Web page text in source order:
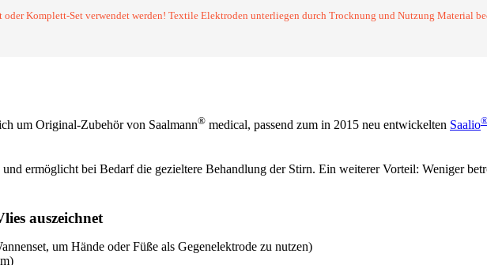
oder Komplett-Set verwendet werden! Textile Elektroden unterliegen durch Trocknung und Nutzung Material
um Original-Zubehör von Saalmann® medical, passend zum in 2015 neu entwickelten Saalio
ermöglicht bei Bedarf die gezieltere Behandlung der Stirn. Ein weiterer Vorteil: Weniger
auszeichnet
um Hände oder Füße als Gegenelektrode zu nutzen)